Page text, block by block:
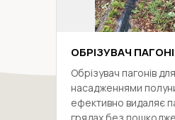
ОБРІЗУВАЧ
Обрізувач пагонів
насадженнями
ефективно видаляє
грядах без